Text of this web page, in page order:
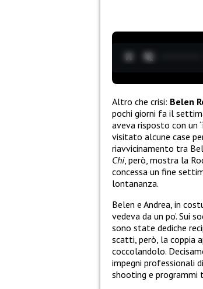
Altro che crisi: Belen
pochi giorni fa il
aveva risposto con un
visitato alcune case
riavvicinamento tra
Chi, però, mostra la
concessa un fine
lontananza.
Belen e Andrea, in
vedeva da un po’. Sui
sono state dediche
scatti, però, la coppia
coccolandolo.
impegni professionali
shooting e programmi